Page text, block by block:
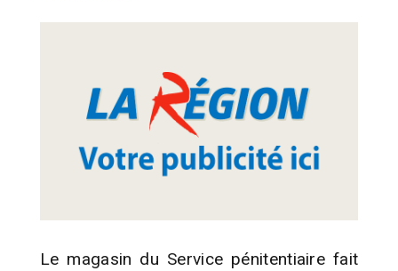
Le magasin du Service pénitentiaire fait